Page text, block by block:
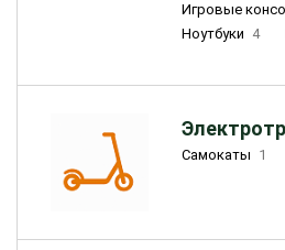
Игровые
Ноутбуки 4
Самокаты 1